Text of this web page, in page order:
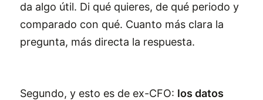
da algo útil. Di qué quieres, de qué periodo y
comparado con qué. Cuanto más clara la
pregunta, más directa la respuesta.
Segundo, y esto es de ex-CFO: los datos